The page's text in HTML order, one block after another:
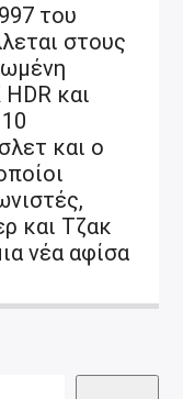
του
στους
και
και ο
και Τζακ
νέα αφίσα